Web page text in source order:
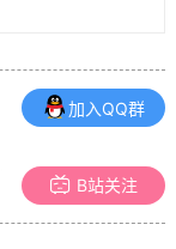
加入QQ群
B站关注